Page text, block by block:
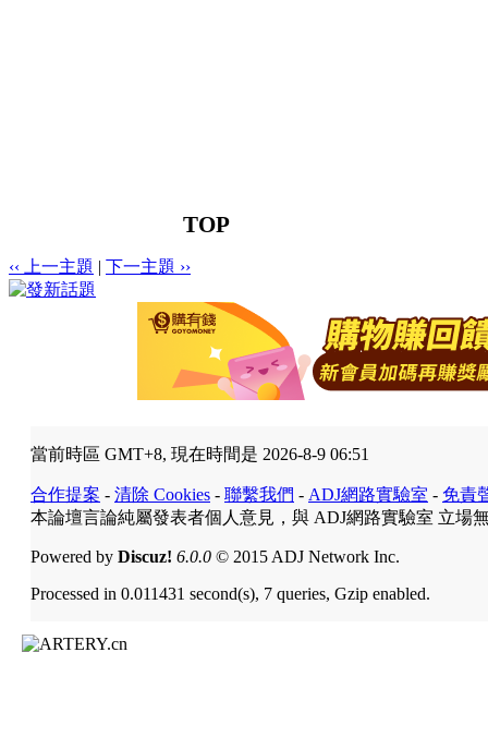
TOP
‹‹ 上一主題 | 下一主題 ››
當前時區 GMT+8, 現在時間是 2026-8-9 06:51
合作提案 - 清除 Cookies - 聯繫我們 - ADJ網路實驗室 - 免責
本論壇言論純屬發表者個人意見，與 ADJ網路實驗室 立場
Powered by Discuz! 6.0.0 © 2015 ADJ Network Inc.
Processed in 0.011431 second(s), 7 queries, Gzip enabled.